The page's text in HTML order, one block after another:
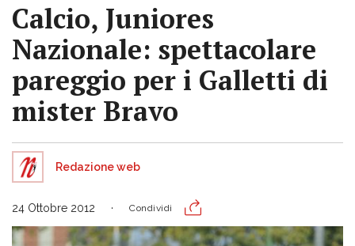
Calcio, Juniores
Nazionale: spettacolare
pareggio per i Galletti di
mister Bravo
Redazione web
24 Ottobre 2012 Condividi